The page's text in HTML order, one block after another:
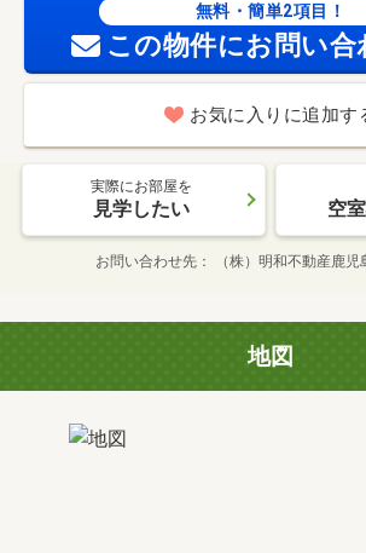
無料・簡単2項目！
この物件にお問い合
お気に入りに追加す
実際にお部屋を
見学したい 空
お問い合わせ先 （株）明和不動産鹿
地図